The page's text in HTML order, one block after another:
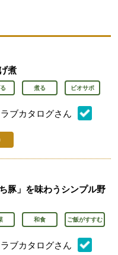
煮
煮る ビオサポ
ブカタログさん
録：
メント：
豚」を味わうシンプル野
和食 ご飯がすすむ
ブカタログさん